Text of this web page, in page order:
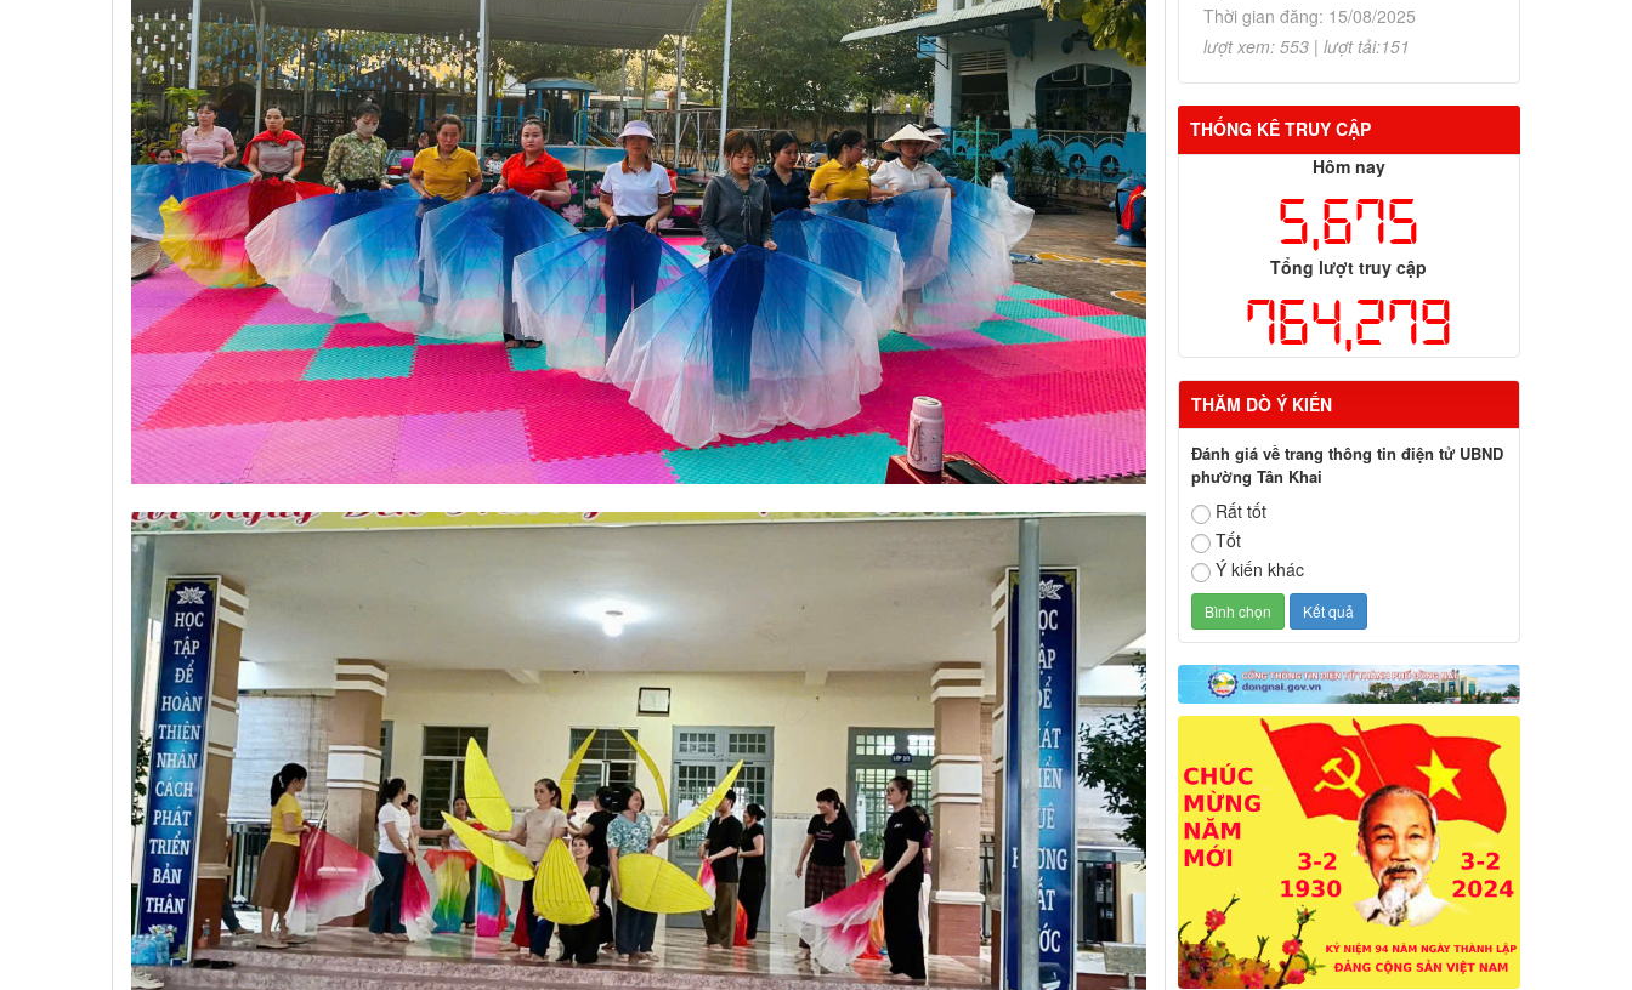
Thời gian đăng: 15/08/2025
lượt xem: 553 | lượt tải:151
THỐNG KÊ TRUY CẬP
Hôm nay
5,675
Tổng lượt truy cập
764,279
THĂM DÒ Ý KIẾN
Đánh giá về trang thông tin điện tử UBND
phường Tân Khai
Rất tốt
Tốt
Ý kiến khác